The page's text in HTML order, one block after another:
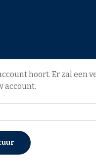
hoort. Er zal een
account.